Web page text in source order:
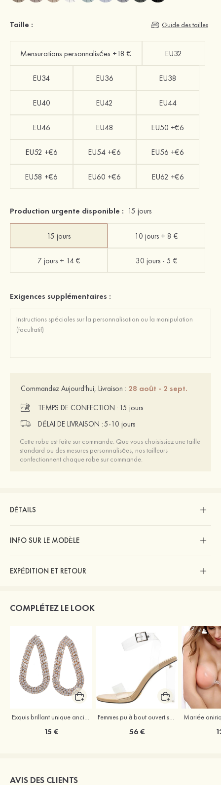
Taille : Guide des tailles
Mensurations personnalisées +18 € EU32
EU34 EU36 EU38
EU40 EU42 EU44
EU46 EU48 EU50 +€6
EU52 +€6 EU54 +€6 EU56 +€6
EU58 +€6 EU60 +€6 EU62 +€6
Production urgente disponible : 15 jours
15 jours 10 jours + 8 €
7 jours + 14 € 30 jours - 5 €
Exigences supplémentaires :
Commandez Aujourd'hui, Livraison : 28 août - 2 sept.
TEMPS DE CONFECTION : 15 jours
DÉLAI DE LIVRAISON :5-10 jours
Cette robe est faite sur commande. Que vous choisissiez une taille
standard ou des mesures personnalisées, nos tailleurs
confectionnent chaque robe sur commande.
DÉTAILS
INFO SUR LE MODÈLE
EXPÉDITION ET RETOUR
COMPLÉTEZ LE LOOK
Exquis brillant unique ancien cuivre strass boucles d'oreilles
15 €
Femmes pu à bout ouvert sandales escarpins talon bottier outdoor chaussure
56 €
AVIS DES CLIENTS